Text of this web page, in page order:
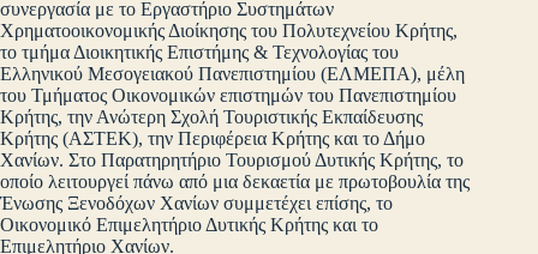
συνεργασία με το Εργαστήριο Συστημάτων
Χρηματοοικονομικής Διοίκησης του Πολυτεχνείου Κρήτης,
το τμήμα Διοικητικής Επιστήμης & Τεχνολογίας του
Ελληνικού Μεσογειακού Πανεπιστημίου (ΕΛΜΕΠΑ), μέλη
του Τμήματος Οικονομικών επιστημών του Πανεπιστημίου
Κρήτης, την Ανώτερη Σχολή Τουριστικής Εκπαίδευσης
Κρήτης (ΑΣΤΕΚ), την Περιφέρεια Κρήτης και το Δήμο
Χανίων. Στο Παρατηρητήριο Τουρισμού Δυτικής Κρήτης, το
οποίο λειτουργεί πάνω από μια δεκαετία με πρωτοβουλία της
Ένωσης Ξενοδόχων Χανίων συμμετέχει επίσης, το
Οικονομικό Επιμελητήριο Δυτικής Κρήτης και το
Επιμελητήριο Χανίων.